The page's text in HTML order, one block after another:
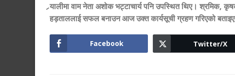
र्‍यालीमा वाम नेता अशोक भट्टाचार्य पनि उपस्थित थिए। श्रमिक,
हड़ताललाई सफल बनाउन आज उक्त कार्यसूची ग्रहण गरिएको
Facebook Twitter/X